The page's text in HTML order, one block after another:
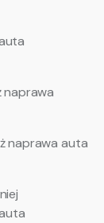
naprawa
naprawa auta